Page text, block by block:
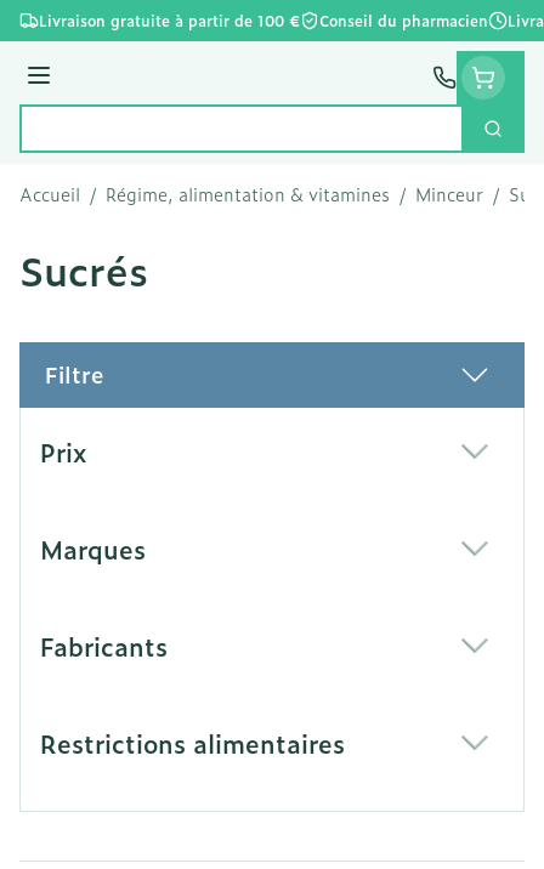
Aller au contenu
Livraison gratuite à partir de 100 € Conseil du pharmacien
Menu
Accueil / Régime, alimentation & vitamines / Minceur /
Sucrés
Filtre
Prix
Marques
Fabricants
Restrictions alimentaires